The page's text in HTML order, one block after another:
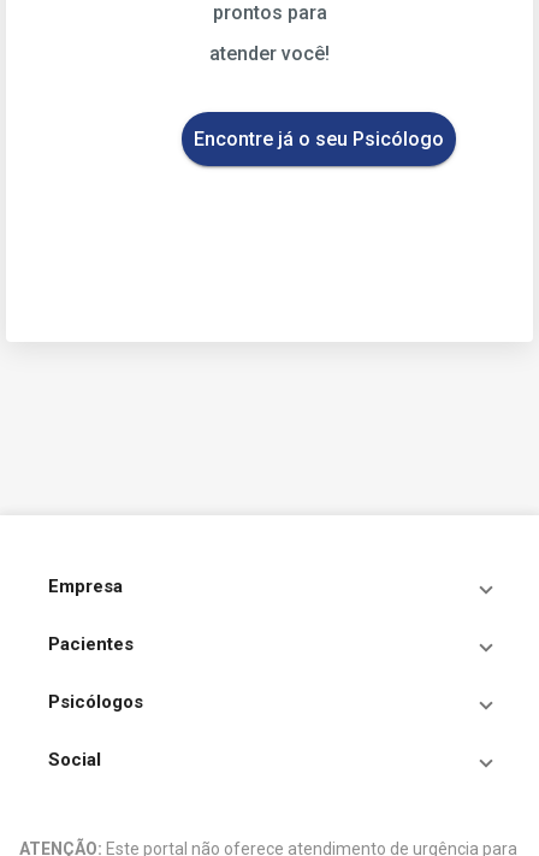
prontos para
atender você!
Encontre já o seu Psicólogo
Empresa
Pacientes
Psicólogos
Social
ATENÇÃO: Este portal não oferece atendimento de urgência para